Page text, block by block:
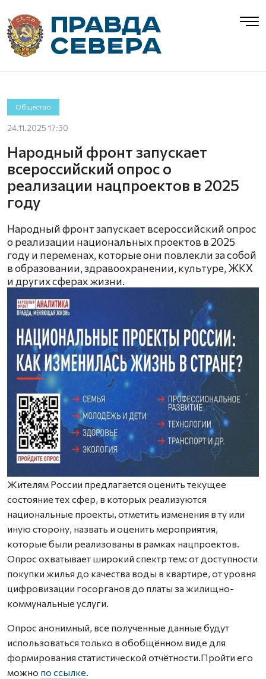
Общество
24.11.2025 17:30
Народный фронт запускает
всероссийский опрос о
реализации нацпроектов в 2025
году
Народный фронт запускает всероссийский опрос
о реализации национальных проектов в 2025
году и переменах, которые они повлекли за собой
в образовании, здравоохранении, культуре, ЖКХ
и других сферах жизни.
Жителям России предлагается оценить текущее
состояние тех сфер, в которых реализуются
национальные проекты, отметить изменения в ту или
иную сторону, назвать и оценить мероприятия,
которые были реализованы в рамках нацпроектов.
Опрос охватывает широкий спектр тем: от доступности
покупки жилья до качества воды в квартире, от уровня
цифровизации госорганов до платы за жилищно-
коммунальные услуги.
Опрос анонимный, все полученные данные будут
использоваться только в обобщённом виде для
формирования статистической отчётности.Пройти его
можно по ссылке.